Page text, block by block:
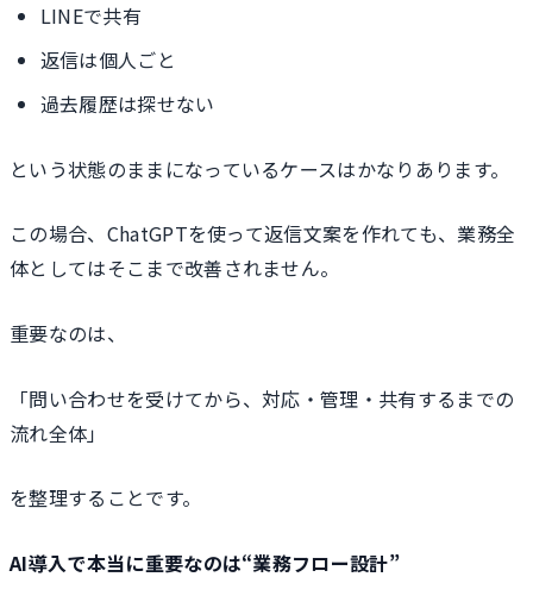
LINEで共有
返信は個人ごと
過去履歴は探せない
という状態のままになっているケースはかなりあります。
この場合、ChatGPTを使って返信文案を作れても、業務全
体としてはそこまで改善されません。
重要なのは、
「問い合わせを受けてから、対応・管理・共有するまでの
流れ全体」
を整理することです。
AI導入で本当に重要なのは“業務フロー設計”